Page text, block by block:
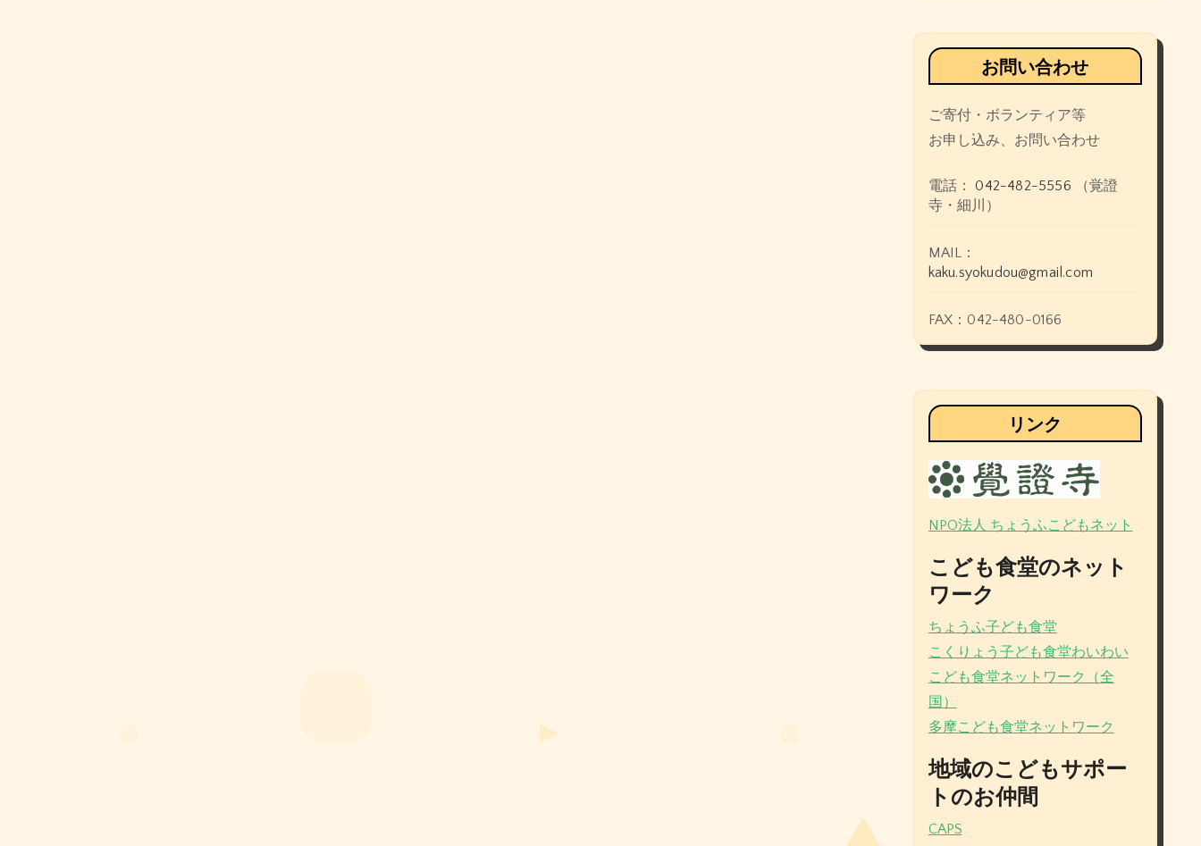
お問い合わせ
ご寄付・ボランティア等
お申し込み、お問い合わせ
電話： 042-482-5556
（覚證
寺・細川）
MAIL：
kaku.syokudou@gmail.com
FAX：042-480-0166
リンク
NPO法人 ちょうふこどもネット
こども食堂のネット
ワーク
ちょうふ子ども食堂
こくりょう子ども食堂わいわい
こども食堂ネットワーク（全
国）
多摩こども食堂ネットワーク
地域のこどもサポー
トのお仲間
CAPS